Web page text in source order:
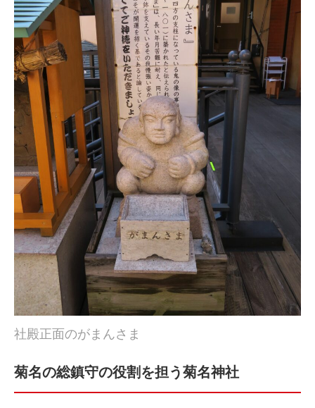
社殿正面のがまんさま
菊名の総鎮守の役割を担う菊名神社